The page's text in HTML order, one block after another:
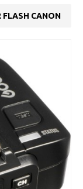
FLASH CANON